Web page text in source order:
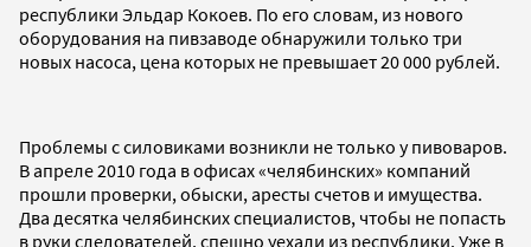
республики Эльдар Кокоев. По его словам, из нового
оборудования на пивзаводе обнаружили только три
новых насоса, цена которых не превышает 20 000 рублей.
Проблемы с силовиками возникли не только у пивоваров.
В апреле 2010 года в офисах «челябинских» компаний
прошли проверки, обыски, аресты счетов и имущества.
Два десятка челябинских специалистов, чтобы не попасть
в руки следователей, спешно уехали из республики. Уже в